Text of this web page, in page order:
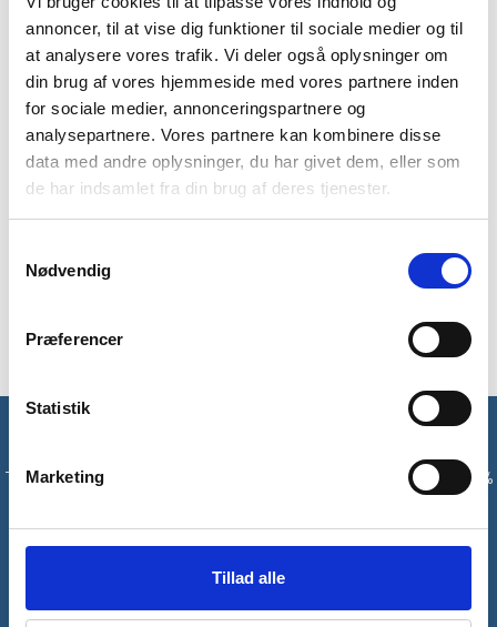
annoncer, til at vise dig funktioner til sociale medier og til
at analysere vores trafik. Vi deler også oplysninger om
din brug af vores hjemmeside med vores partnere inden
for sociale medier, annonceringspartnere og
analysepartnere. Vores partnere kan kombinere disse
data med andre oplysninger, du har givet dem, eller som
de har indsamlet fra din brug af deres tjenester.
Nødvendig
Præferencer
Statistik
Marketing
Tillad alle
BESKRIVELSE BRAND FAQ
Genopladeligt batteri og oplader fra Black Diamond, som
passer til Revolt 350 lumen pandelampen fra Black Diamond.
Med et genopladeligt batteri og en oplader i din rygsæk, kan
du let lade din pandelampe op på farten. Du sikrer dermed, at
du altid har lys på din rejse.
Tilmeld dig vores nyhedsbrev og modtag med det samme en 10%
*Gælder ikke allerede nedsatte varer